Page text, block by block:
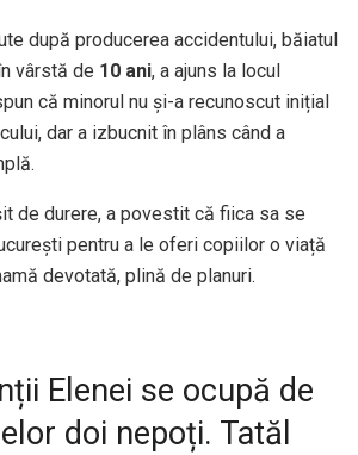
după producerea accidentului, băiatul
vârstă de 10 ani, a ajuns la locul
că minorul nu și-a recunoscut inițial
dar a izbucnit în plâns când a
de durere, a povestit că fiica sa se
pentru a le oferi copiilor o viață
devotată, plină de planuri.
Elenei se ocupă de
doi nepoți. Tatăl